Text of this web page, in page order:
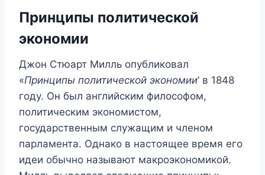
Принципы политической
экономии
Джон Стюарт Милль опубликовал
«Принципы политической экономии‘ в 1848
году. Он был английским философом,
политическим экономистом,
государственным служащим и членом
парламента. Однако в настоящее время его
идеи обычно называют макроэкономикой.